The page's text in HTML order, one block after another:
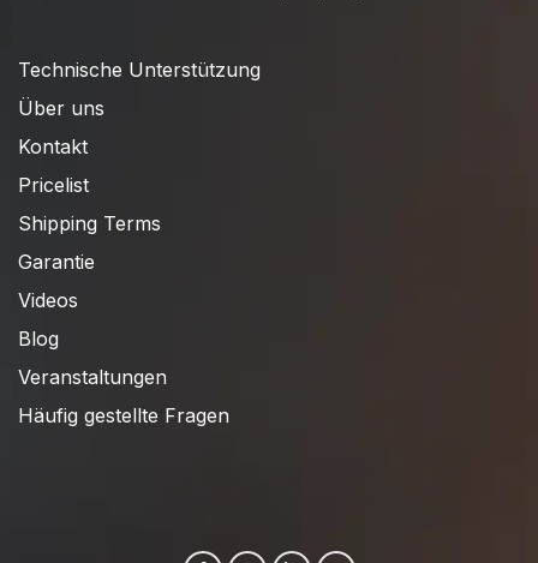
Technische Unterstützung
Über uns
Kontakt
Pricelist
Shipping Terms
Garantie
Videos
Blog
Veranstaltungen
Häufig gestellte Fragen